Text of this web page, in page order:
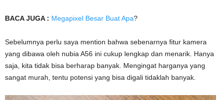
BACA JUGA : Megapixel Besar Buat Apa?
Sebelumnya perlu saya mention bahwa sebenarnya fitur kamera
yang dibawa oleh nubia A56 ini cukup lengkap dan menarik. Hanya
saja, kita tidak bisa berharap banyak. Mengingat harganya yang
sangat murah, tentu potensi yang bisa digali tidaklah banyak.